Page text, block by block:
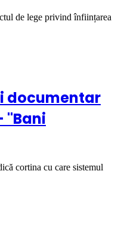
de lege privind înființarea
documentar
"Bani
cortina cu care sistemul